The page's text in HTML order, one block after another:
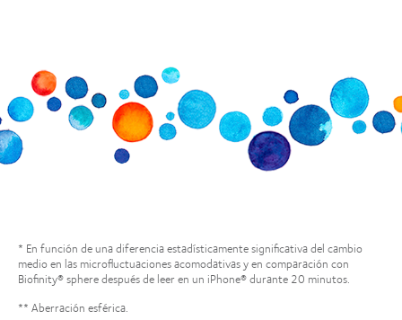
* En función de una diferencia estadísticamente significativa del cambio
medio en las microfluctuaciones acomodativas y en comparación con
Biofinity® sphere después de leer en un iPhone® durante 20 minutos.
** Aberración esférica.